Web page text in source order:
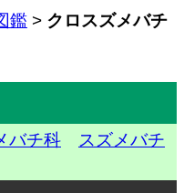
鑑 > クロスズメバチ
バチ科
スズメバチ